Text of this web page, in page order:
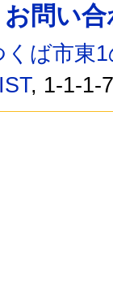
お問い
くば市東
, 1-1-1-